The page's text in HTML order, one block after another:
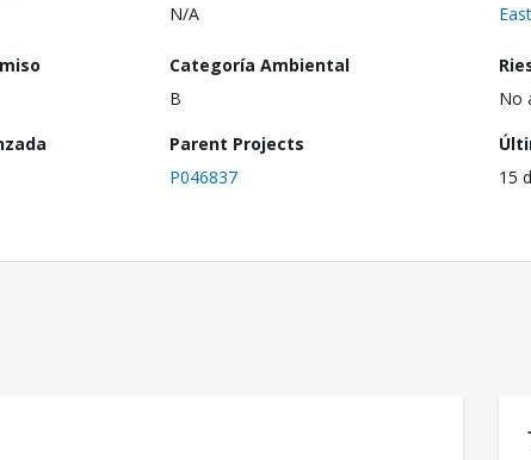
N/A
Categoría Ambiental
B
No
Parent Projects
P046837
15